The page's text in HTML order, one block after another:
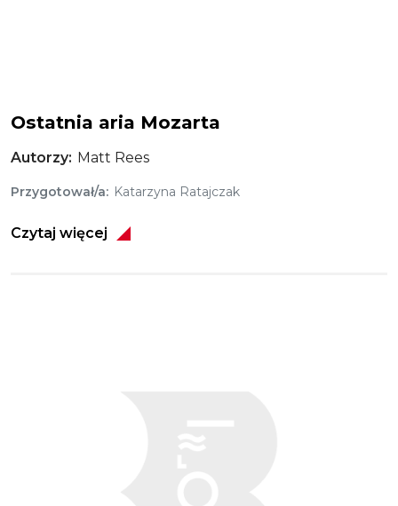
Ostatnia aria Mozarta
Autorzy Matt Rees
Przygotował/a Katarzyna Ratajczak
Czytaj więcej